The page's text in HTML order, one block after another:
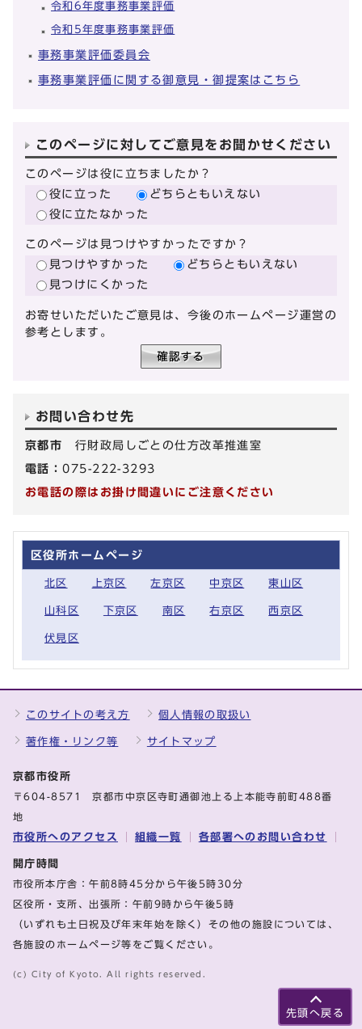
令和6年度事務事業評価
令和5年度事務事業評価
事務事業評価委員会
事務事業評価に関する御意見・御提案はこちら
このページに対してご意見をお聞かせください
このページは役に立ちましたか？
役に立った
どちらともいえない
役に立たなかった
このページは見つけやすかったですか？
見つけやすかった
どちらともいえない
見つけにくかった
お寄せいただいたご意見は、今後のホームページ運営の
参考とします。
お問い合わせ先
京都市 行財政局しごとの仕方改革推進室
電話：075-222-3293
お電話の際はお掛け間違いにご注意ください
区役所ホームページ
北区 上京区 左京区 中京区 東山区
山科区 下京区 南区 右京区 西京区
伏見区
先頭へ戻る
このサイトの考え方 個人情報の取扱い
著作権・リンク等 サイトマップ
京都市役所
〒604-8571 京都市中京区寺町通御池上る上本能寺前町488番
地
市役所へのアクセス 組織一覧 各部署へのお問い合わせ
開庁時間
市役所本庁舎：午前8時45分から午後5時30分
区役所・支所、出張所：午前9時から午後5時
（いずれも土日祝及び年末年始を除く）その他の施設については、
各施設のホームページ等をご覧ください。
(c) City of Kyoto. All rights reserved.